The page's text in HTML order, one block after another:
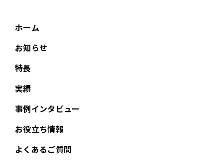
ホーム
お知らせ
特長
実績
事例インタビュー
お役立ち情報
よくあるご質問